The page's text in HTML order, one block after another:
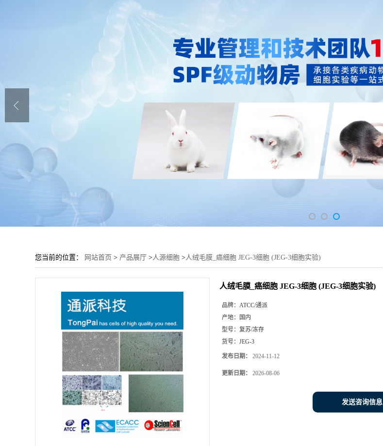
您当前的位置： 网站首页 > 产品展厅 >人源细胞 >人绒毛膜_癌细胞 JEG-3细胞 (JEG-3细胞实验)
人绒毛膜_癌细胞 JEG-3细胞 (JEG-3细胞实验)
品牌： ATCC/通派
产地：
国内
型号： 复苏/冻存
货号： JEG-3
发布日期： 2024-11-12
更新日期： 2026-08-06
发送咨询信息